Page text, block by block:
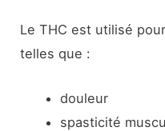
Le THC est utilisé
telles que :
douleur
spasticité